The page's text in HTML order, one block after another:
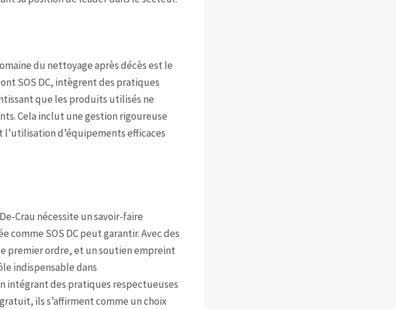
du nettoyage après décès est le
SOS DC, intègrent des pratiques
que les produits utilisés ne
Cela inclut une gestion rigoureuse
d’équipements efficaces
Crau nécessite un savoir-faire
SOS DC peut garantir. Avec des
premier ordre, et un soutien empreint
indispensable dans
intégrant des pratiques respectueuses
ils s’affirment comme un choix